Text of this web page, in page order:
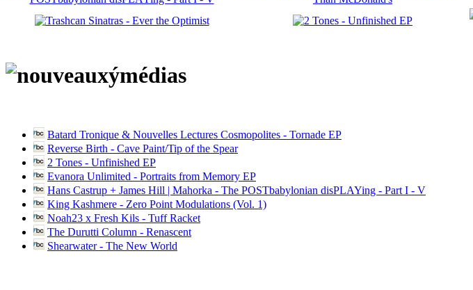
Batard Tronique & Nouvelles Lectures Cosmopolites - Tornade EP
Reverse Birth - Cave Paint/Tip of the Spear
2 Tones - Unfinished EP
Evanora Unlimited - Portraits from Memory EP
Hans Castrup + James Hill | Mahorka - The POSTbabylonian disPLAYing - Part I - V
King Kashmere - Zero Point Modulations (Vol. 1)
Noah23 x Fresh Kils - Tuff Racket
The Durutti Column - Renascent
Shearwater - The New World